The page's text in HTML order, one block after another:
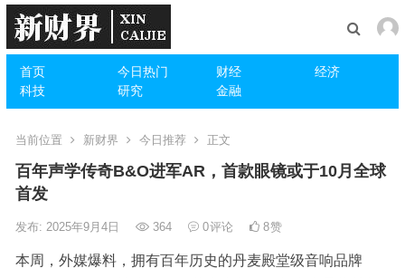
首页 今日热门 财经
经济
科技
研究 金融
当前位置 新财界 今日推荐 正文
百年声学传奇B&O进军AR，首款眼镜或于10月全球
首发
发布: 2025年9月4日 364 0评论 8赞
本周，外媒爆料，拥有百年历史的丹麦殿堂级音响品牌